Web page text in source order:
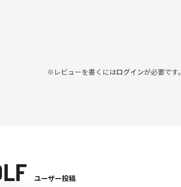
※レビューを書くにはログインが必要です。
ユーザー投稿